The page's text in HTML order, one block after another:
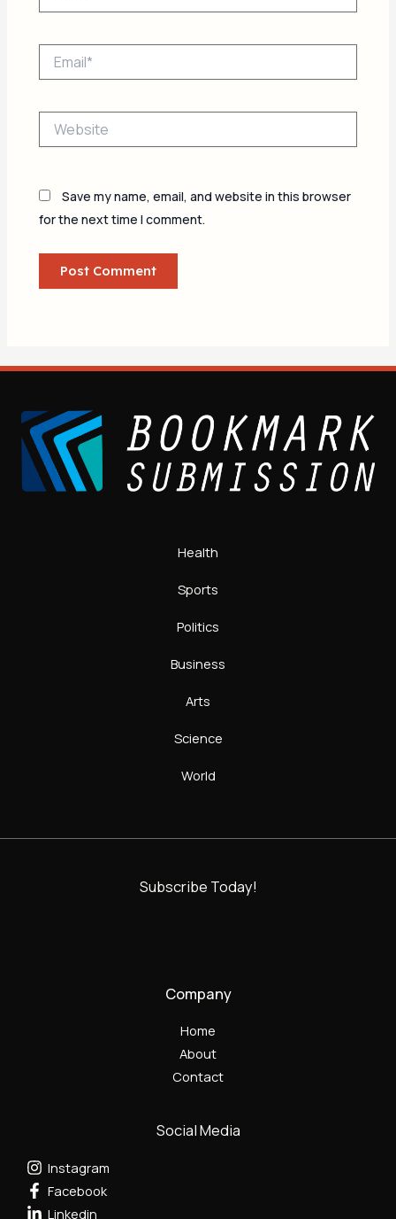
Save my name, email, and website in this browser
for the next time I comment.
Health
Sports
Politics
Business
Arts
Science
World
Subscribe Today!
Company
Home
About
Contact
Social Media
Instagram
Facebook
Linkedin